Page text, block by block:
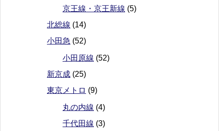
京王線・京王新線 (5)
北総線 (14)
小田急 (52)
小田原線 (52)
新京成 (25)
東京メトロ (9)
丸の内線 (4)
千代田線 (3)